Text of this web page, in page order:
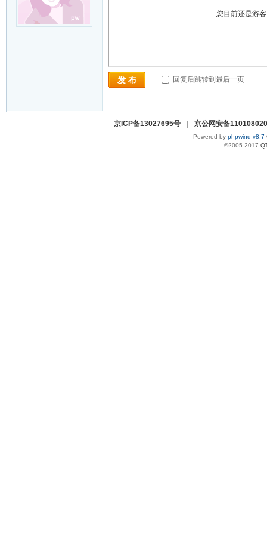
您目前还是游
发 布 回复后跳转到最后一页
京ICP备13027695号 京公网安备
Powered by phpwind v8.7
©2005-2017